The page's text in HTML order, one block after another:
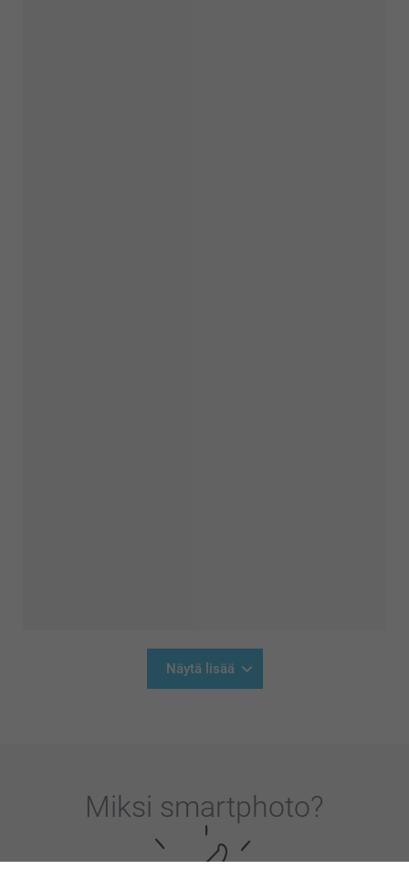
Näytä lisää
Miksi smartphoto?